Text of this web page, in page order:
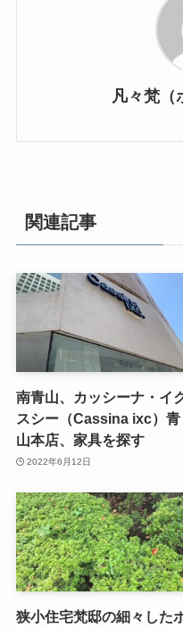
凡々梵（
関連記事
南青山、カッシーナ・イ
スシー（Cassina ixc）青
山本店、家具を探す
2022年6月12日
狭小住宅梵邸の細々した